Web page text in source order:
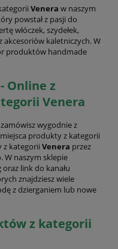
Venera w naszym
powstał z pasji do
włóczek, szydełek,
kaletniczych. W
produktów handmade
Online z
Venera
wygodnie z
produkty z kategorii
z kategorii Venera przez
naszym sklepie
link do kanału
znajdziesz wiele
z dzierganiem lub nowe
z kategorii